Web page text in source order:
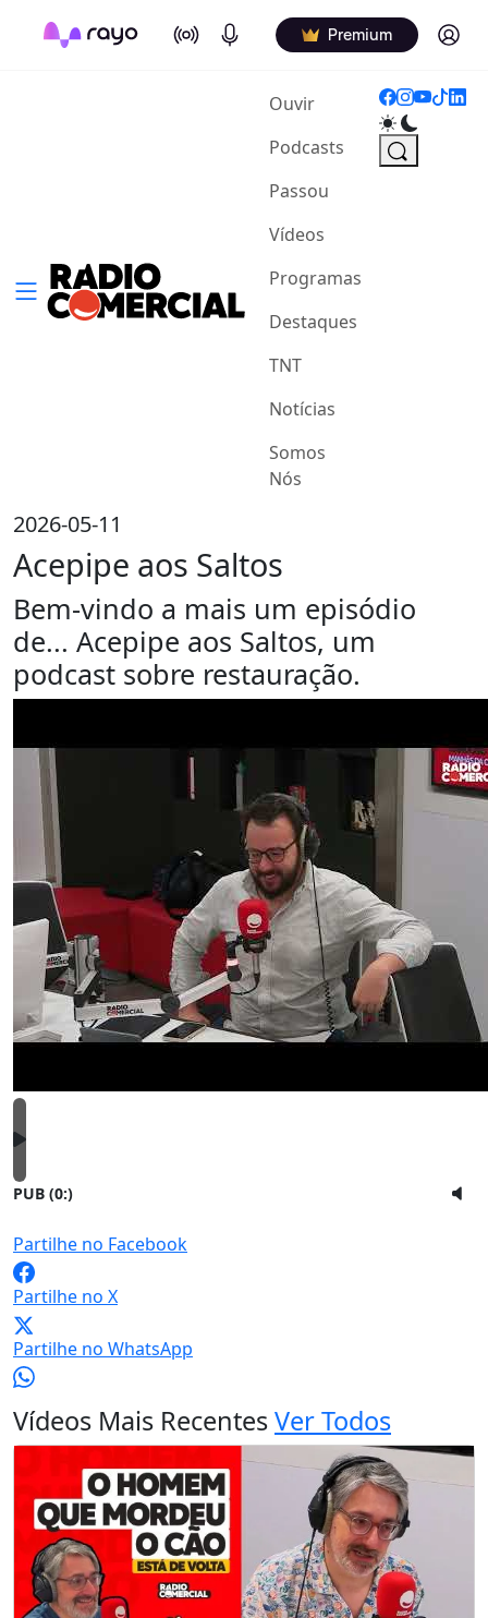
On Air Podcasts Premium Log in
Ouvir(current)
Podcasts
Passou
Vídeos
Programas
Destaques
TNT
Notícias
Somos
Nós
2026-05-11
Acepipe aos Saltos
Bem-vindo a mais um episódio
de... Acepipe aos Saltos, um
podcast sobre restauração.
PUB (0:)
Partilhe no Facebook
Partilhe no X
Partilhe no WhatsApp
Vídeos Mais RecentesVer Todos